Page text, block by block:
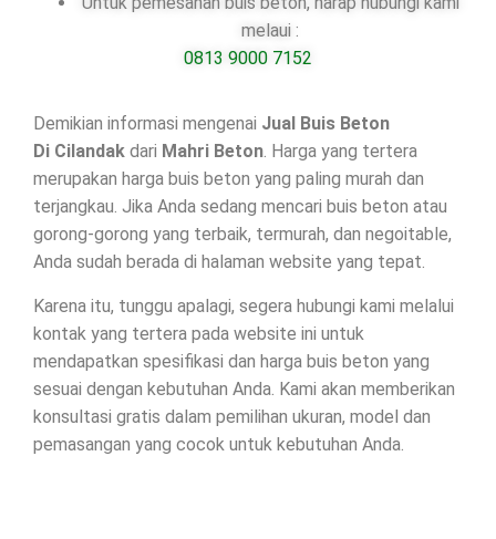
melaui :
0813 9000 7152
Demikian informasi mengenai Jual Buis Beton
Di Cilandak dari Mahri Beton. Harga yang tertera
merupakan harga buis beton yang paling murah dan
terjangkau. Jika Anda sedang mencari buis beton atau
gorong-gorong yang terbaik, termurah, dan negoitable,
Anda sudah berada di halaman website yang tepat.
Karena itu, tunggu apalagi, segera hubungi kami melalui
kontak yang tertera pada website ini untuk
mendapatkan spesifikasi dan harga buis beton yang
sesuai dengan kebutuhan Anda. Kami akan memberikan
konsultasi gratis dalam pemilihan ukuran, model dan
pemasangan yang cocok untuk kebutuhan Anda.